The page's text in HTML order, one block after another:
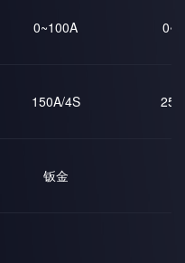
0~100A
150A/4S
钣金